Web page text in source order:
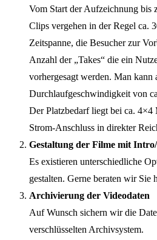
Vom Start der Aufzeichnung bis
Clips vergehen in der Regel ca.
Zeitspanne, die Besucher zur
Anzahl der „Takes“ die ein
vorhergesagt werden. Man kann
Durchlaufgeschwindigkeit von
Der Platzbedarf liegt bei ca.
Strom-Anschluss in direkter
Gestaltung der Filme mit
Es existieren unterschiedliche
gestalten. Gerne beraten wir Sie
Archivierung der Videodaten
Auf Wunsch sichern wir die
verschlüsselten Archivsystem.